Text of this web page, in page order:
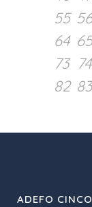
55 56
64 65
73 74
82 83
ADEFO